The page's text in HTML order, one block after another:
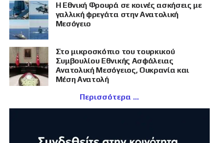
Η Εθνική Φρουρά σε κοινές ασκήσεις με
γαλλική φρεγάτα στην Ανατολική
Μεσόγειο
Στο μικροσκόπιο του τουρκικού
Συμβουλίου Εθνικής Ασφάλειας
Ανατολική Μεσόγειος, Ουκρανία και
Μέση Ανατολή
Περισσότερα